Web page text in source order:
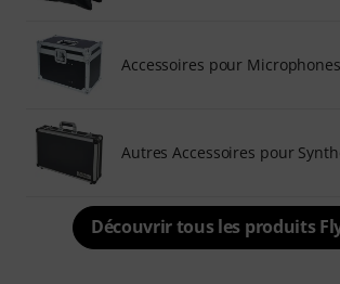
Accessoires pour Microphones
Autres Accessoires pour
Découvrir tous les produits